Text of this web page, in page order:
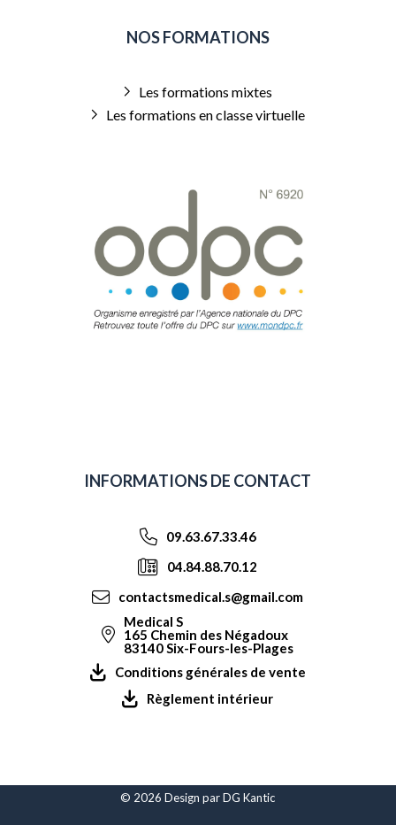
NOS FORMATIONS
Les formations mixtes
Les formations en classe virtuelle
INFORMATIONS DE CONTACT
09.63.67.33.46
04.84.88.70.12
contactsmedical.s@gmail.com
Medical S
165 Chemin des Négadoux
83140 Six-Fours-les-Plages
Conditions générales de vente
Règlement intérieur
© 2026 Design parDG Kantic